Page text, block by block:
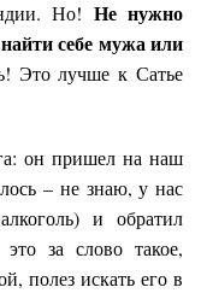
Но! Не нужно
себе мужа или
Это лучше к Сатье
он пришел на наш
– не знаю, у нас
и обратил
за слово такое,
полез искать его в